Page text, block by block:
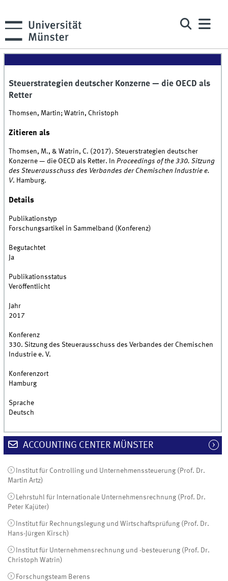
Steuerstrategien deutscher Konzerne — die OECD als
Retter
Thomsen, Martin; Watrin, Christoph
Zitieren als
Thomsen, M., & Watrin, C. (2017). Steuerstrategien deutscher
Konzerne — die OECD als Retter. InProceedings of the 330. Sitzung
des Steuerausschuss des Verbandes der Chemischen Industrie e.
V. Hamburg.
Details
Publikationstyp
Forschungsartikel in Sammelband (Konferenz)
Begutachtet
Ja
Publikationsstatus
Veröffentlicht
Jahr
2017
Konferenz
330. Sitzung des Steuerausschuss des Verbandes der Chemischen
Industrie e. V.
Konferenzort
Hamburg
Sprache
Deutsch
ACCOUNTING CENTER MÜNSTER
Institut für Controlling und Unternehmenssteuerung (Prof. Dr.
Martin Artz)
Lehrstuhl für Internationale Unternehmensrechnung (Prof. Dr.
Peter Kajüter)
Institut für Rechnungslegung und Wirtschaftsprüfung (Prof. Dr.
Hans-Jürgen Kirsch)
Institut für Unternehmensrechnung und -besteuerung (Prof. Dr.
Christoph Watrin)
Forschungsteam Berens